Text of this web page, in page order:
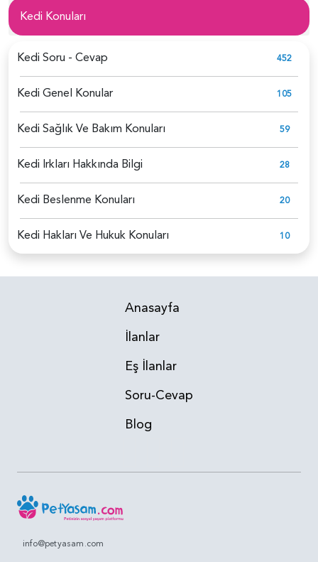
Kedi Konuları
Kedi Soru - Cevap 452
Kedi Genel Konular 105
Kedi Sağlık Ve Bakım Konuları 59
Kedi Irkları Hakkında Bilgi 28
Kedi Beslenme Konuları 20
Kedi Hakları Ve Hukuk Konuları 10
Anasayfa
İlanlar
Eş İlanlar
Soru-Cevap
Blog
info@petyasam.com